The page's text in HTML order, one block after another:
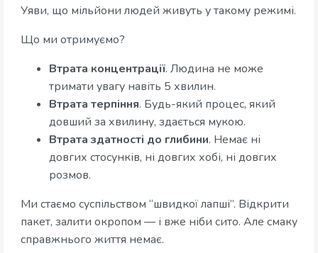
Уяви, що мільйони людей живуть у такому режимі.
Що ми отримуємо?
Втрата концентрації. Людина не може
тримати увагу навіть 5 хвилин.
Втрата терпіння. Будь-який процес, який
довший за хвилину, здається мукою.
Втрата здатності до глибини. Немає ні
довгих стосунків, ні довгих хобі, ні довгих
розмов.
Ми стаємо суспільством “швидкої лапші”. Відкрити
пакет, залити окропом — і вже ніби сито. Але смаку
справжнього життя немає.